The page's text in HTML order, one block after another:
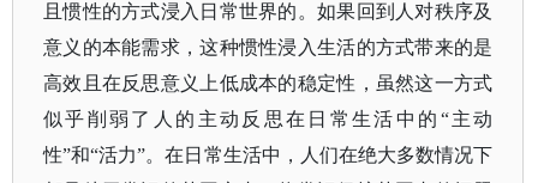
且惯性的方式浸入日常世界的。如果回到人对秩序及
意义的本能需求，这种惯性浸入生活的方式带来的是
高效且在反思意义上低成本的稳定性，虽然这一方式
似乎削弱了人的主动反思在日常生活中的 “主动
性”和“活力”。在日常生活中，人们在绝大多数情况下